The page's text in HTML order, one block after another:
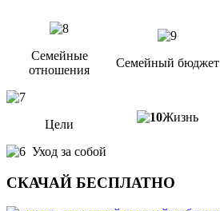
Семейные
отношения
Семейный бюджет
Цели
Жизнь
Уход за собой
СКАЧАЙ БЕСПЛАТНО